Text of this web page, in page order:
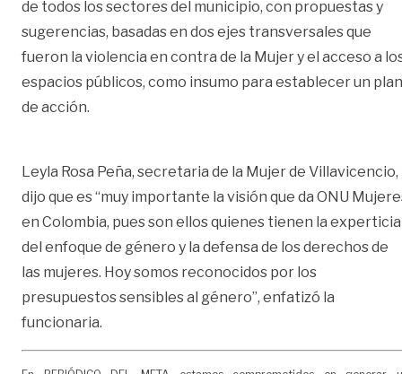
de todos los sectores del municipio, con propuestas y
sugerencias, basadas en dos ejes transversales que
fueron la violencia en contra de la Mujer y el acceso a
espacios públicos, como insumo para establecer un plan
de acción.
Leyla Rosa Peña, secretaria de la Mujer de Villavicencio,
dijo que es “muy importante la visión que da ONU
en Colombia, pues son ellos quienes tienen la experticia
del enfoque de género y la defensa de los derechos de
las mujeres. Hoy somos reconocidos por los
presupuestos sensibles al género”, enfatizó la
funcionaria.